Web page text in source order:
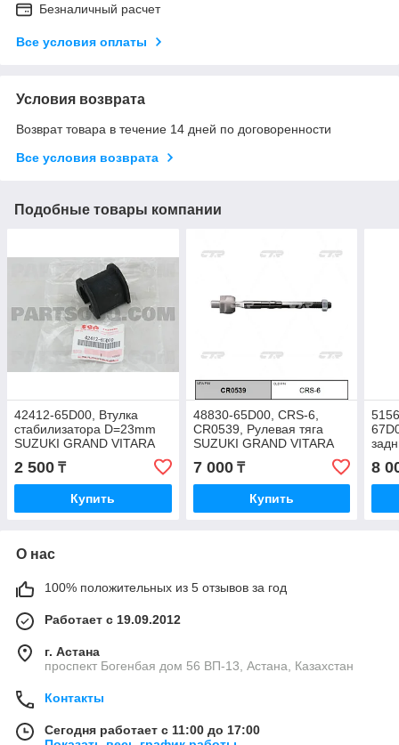
Безналичный расчет
Все условия оплаты
Условия возврата
Возврат товара в течение 14 дней по договоренности
Все условия возврата
Подобные товары компании
42412-65D00, Втулка
стабилизатора D=23mm
SUZUKI GRAND VITARA
SQ625, SQ420, JA627,
JAPAN
2 500 ₸
Купить
48830-65D00, CRS-6,
CR0539, Рулевая тяга
SUZUKI GRAND VITARA
SQ420, SQ625, JA627,
CTR KOREA
7 000₸
Купить
8
О нас
100% положительных из 5 отзывов за год
Работает с 19.09.2012
г. Астана
проспект Богенбая дом 56 ВП-13, Астана, Казахстан
Контакты
Сегодня работает с 11:00 до 17:00